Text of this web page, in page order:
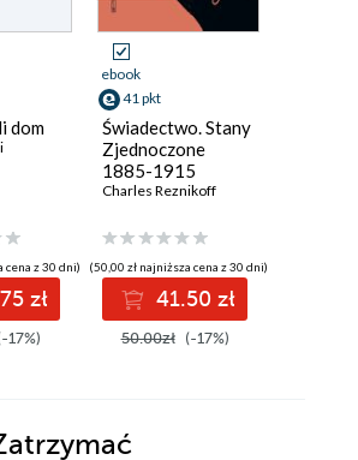
dom
cena z 30 dni)
zł
17%)
ebook
41 pkt
Świadectwo. Stany
Zjednoczone
1885-1915
Charles Reznikoff
(50,00 zł najniższa cena z 30 dni)
41.50 zł
50.00zł (-17%)